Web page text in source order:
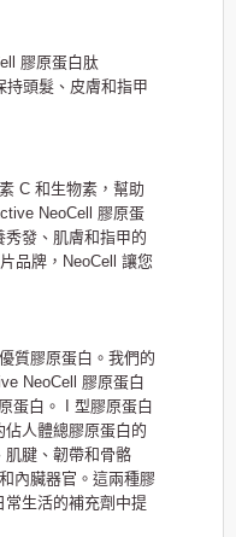
膠原蛋白肽
持頭髮、皮膚和指甲
C 和生物素，幫助
NeoCell 膠原蛋
發、肌膚和指甲的
品牌，NeoCell 讓您
質膠原蛋白。我們的
NeoCell 膠原蛋白
蛋白。 I 型膠原蛋白
人體總膠原蛋白的
肌腱、韌帶和骨骼
內臟器官。這兩種膠
常生活的補充劑中提